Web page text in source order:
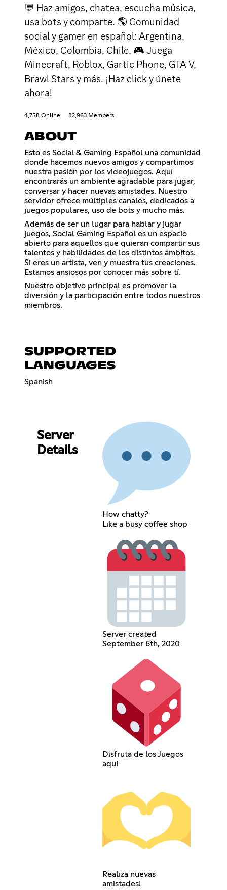
💬 Haz amigos, chatea, escucha música,
usa bots y comparte. 🌎 Comunidad
social y gamer en español: Argentina,
México, Colombia, Chile. 🎮 Juega
Minecraft, Roblox, Gartic Phone, GTA V,
Brawl Stars y más. ¡Haz click y únete
ahora!
4,758 Online 82,963 Members
ABOUT
Esto es Social & Gaming Español una comunidad
donde hacemos nuevos amigos y compartimos
nuestra pasión por los videojuegos. Aquí
encontrarás un ambiente agradable para jugar,
conversar y hacer nuevas amistades. Nuestro
servidor ofrece múltiples canales, dedicados a
juegos populares, uso de bots y mucho más.
Además de ser un lugar para hablar y jugar
juegos, Social Gaming Español es un espacio
abierto para aquellos que quieran compartir sus
talentos y habilidades de los distintos ámbitos.
Si eres un artista, ven y muestra tus creaciones.
Estamos ansiosos por conocer más sobre tí.
Nuestro objetivo principal es promover la
diversión y la participación entre todos nuestros
miembros.
SUPPORTED
LANGUAGES
Spanish
Server
Details
How chatty?
Like a busy coffee shop
Server created
September 6th, 2020
Disfruta de los Juegos
aquí
Realiza nuevas
amistades!